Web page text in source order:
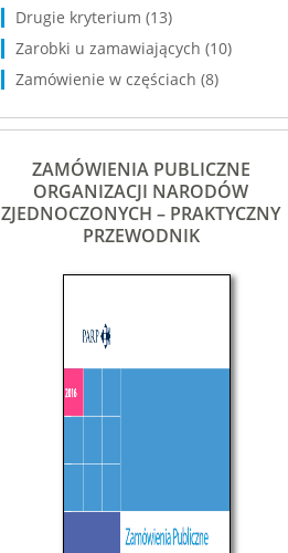
Drugie kryterium (13)
Zarobki u zamawiających (10)
Zamówienie w częściach (8)
ZAMÓWIENIA PUBLICZNE
ORGANIZACJI NARODÓW
ZJEDNOCZONYCH – PRAKTYCZNY
PRZEWODNIK